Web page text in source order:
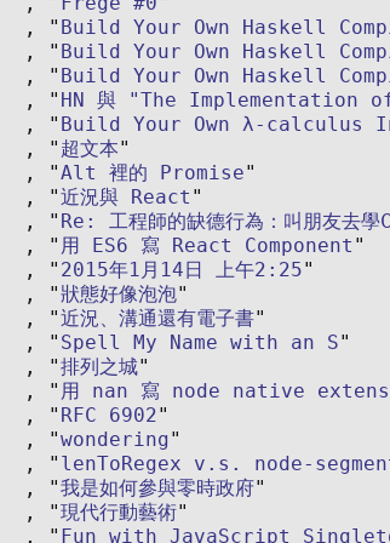
Build Your Own Haskell
Build Your Own Haskell
Build Your Own Haskell
HN 與 "The Implementation
Build Your Own λ-calculus
超文本
Alt 裡的 Promise
近況與 React
Re: 工程師的缺德行為：叫朋友去學
用 ES6 寫 React Component
2015年1月14日 上午2:25
狀態好像泡泡
近況、溝通還有電子書
Spell My Name with an S
排列之城
用 nan 寫 node native
RFC 6902
wondering
lenToRegex v.s. node-
我是如何參與零時政府
現代行動藝術
Fun with JavaScript